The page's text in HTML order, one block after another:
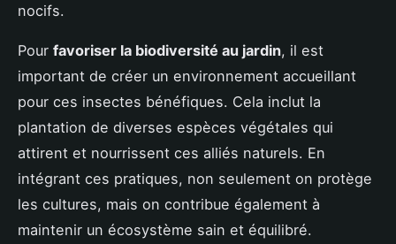
nocifs.
Pour favoriser la biodiversité au jardin, il est
important de créer un environnement accueillant
pour ces insectes bénéfiques. Cela inclut la
plantation de diverses espèces végétales qui
attirent et nourrissent ces alliés naturels. En
intégrant ces pratiques, non seulement on protège
les cultures, mais on contribue également à
maintenir un écosystème sain et équilibré.